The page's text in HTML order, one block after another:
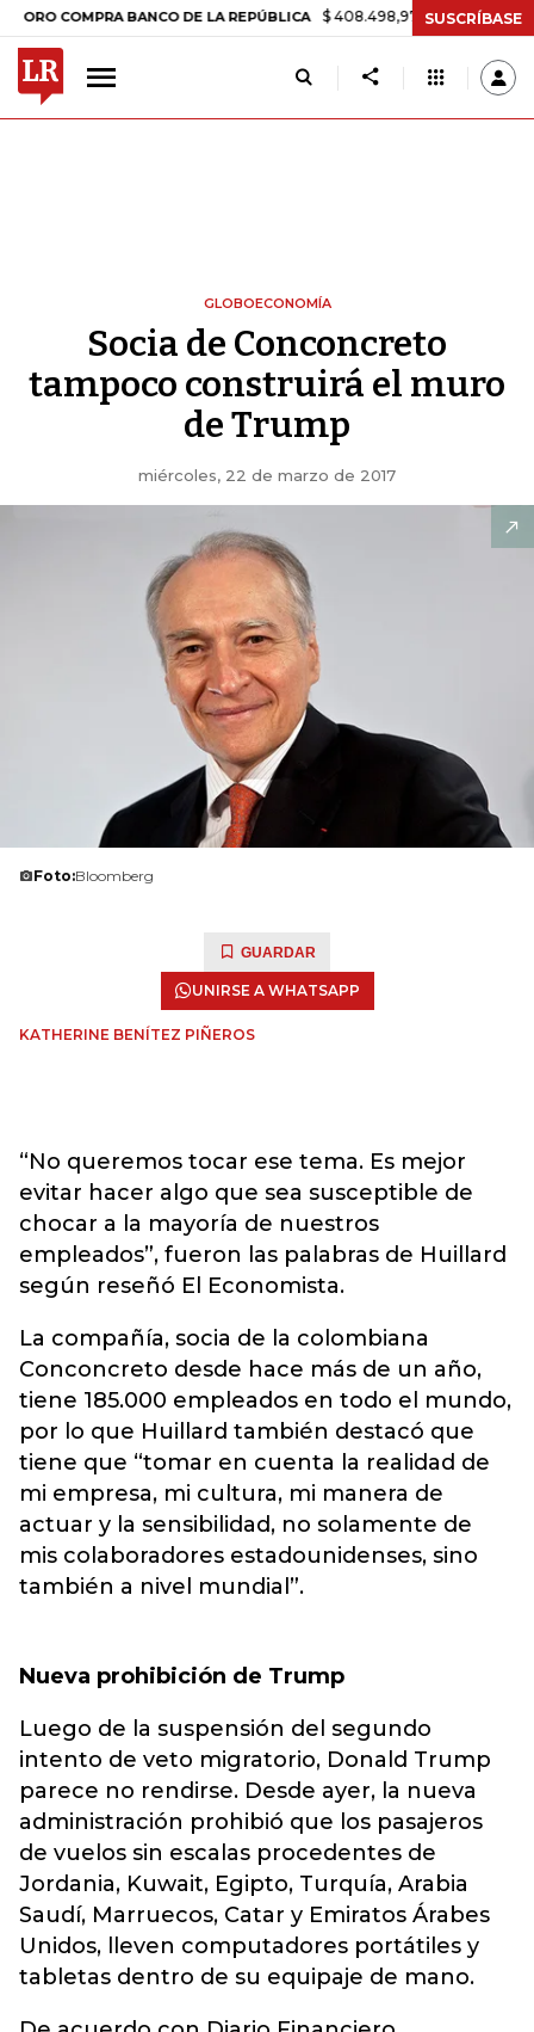
BANCO DE LA REPÚBLICA $ 408.498,97 +$ 8.753,81 +2,19%
SUSCRÍBASE
GLOBOECONOMÍA
Socia de Conconcreto
tampoco construirá el muro
de Trump
miércoles, 22 de marzo de 2017
Foto:Bloomberg
GUARDAR
UNIRSE A WHATSAPP
KATHERINE BENÍTEZ PIÑEROS
“No queremos tocar ese tema. Es mejor
evitar hacer algo que sea susceptible de
chocar a la mayoría de nuestros
empleados”, fueron las palabras de Huillard
según reseñó El Economista.
La compañía, socia de la colombiana
Conconcreto desde hace más de un año,
tiene 185.000 empleados en todo el mundo,
por lo que Huillard también destacó que
tiene que “tomar en cuenta la realidad de
mi empresa, mi cultura, mi manera de
actuar y la sensibilidad, no solamente de
mis colaboradores estadounidenses, sino
también a nivel mundial”.
Nueva prohibición de Trump
Luego de la suspensión del segundo
intento de veto migratorio, Donald Trump
parece no rendirse. Desde ayer, la nueva
administración prohibió que los pasajeros
de vuelos sin escalas procedentes de
Jordania, Kuwait, Egipto, Turquía, Arabia
Saudí, Marruecos, Catar y Emiratos Árabes
Unidos, lleven computadores portátiles y
tabletas dentro de su equipaje de mano.